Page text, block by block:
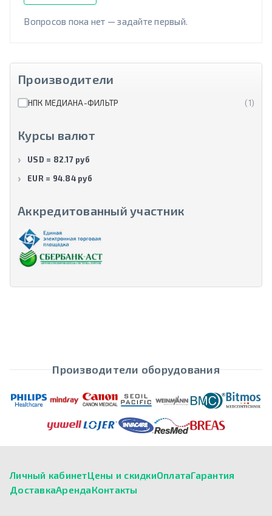
Производители
НПК МЕДИАНА-ФИЛЬТР (1)
Курсы валют
USD = 82.17 руб
EUR = 94.84 руб
Аккредитованный участник
Вопросов пока нет — задайте первый.
Производители оборудования
Личный кабинетЦены и скидкиОплатаГарантия
ДоставкаАрендаКонтакты